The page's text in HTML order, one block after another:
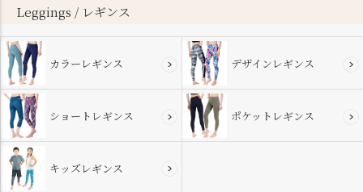
Leggings / レギンス
カラーレギンス デザインレギンス
ショートレギンス ポケットレギンス
キッズレギンス